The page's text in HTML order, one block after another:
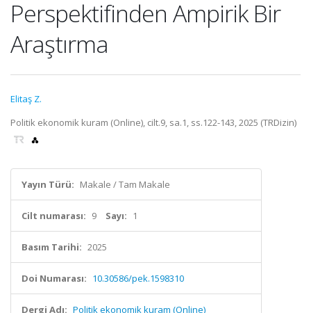
Perspektifinden Ampirik Bir
Araştırma
Elitaş Z.
Politik ekonomik kuram (Online), cilt.9, sa.1, ss.122-143, 2025 (TRDizin)
Yayın Türü: Makale / Tam Makale
Cilt numarası: 9 Sayı: 1
Basım Tarihi: 2025
Doi Numarası: 10.30586/pek.1598310
Dergi Adı: Politik ekonomik kuram (Online)